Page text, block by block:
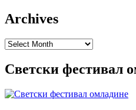
Archives
Archives
Светски фестивал